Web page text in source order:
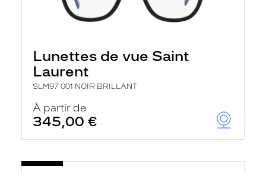
Lunettes de vue Saint
Laurent
SLM97 001 NOIR BRILLANT
À partir de
345,00 €